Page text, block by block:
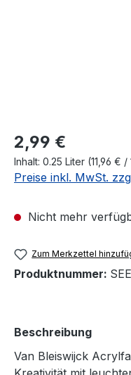
Regulärer Preis:
2,99 €
Inhalt: 0.25 Liter (11,96 € /
Preise inkl. MwSt.
Nicht mehr
Zum Merkzettel
Produktnummer:
Beschreibung
Van Bleiswijck